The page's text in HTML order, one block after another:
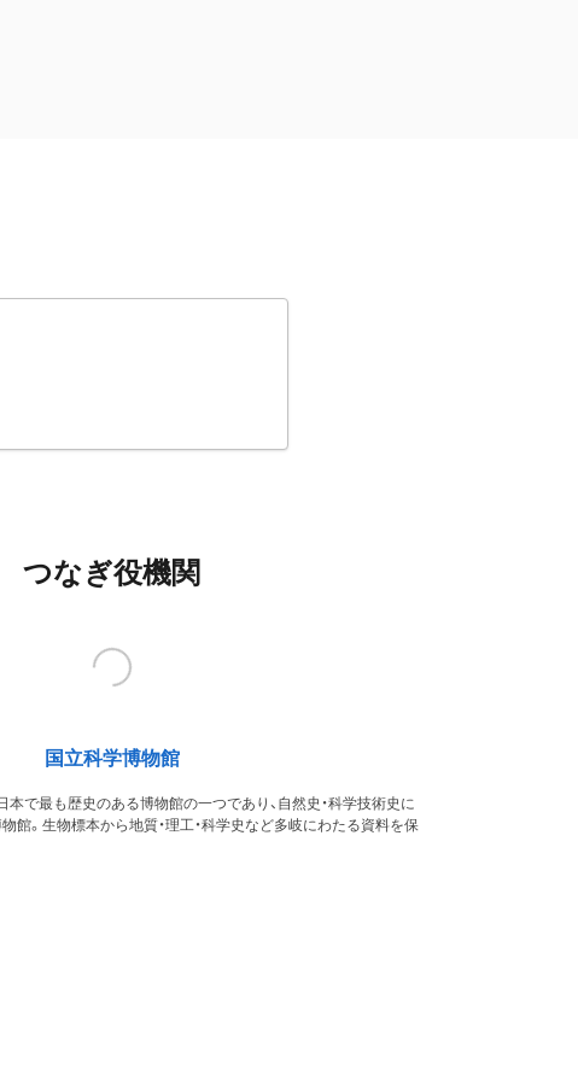
つなぎ役機関
国立科学博物館
本で最も歴史のある博物館の一つであり、自然史・科学技術史に
館。生物標本から地質・理工・科学史など多岐にわたる資料を保